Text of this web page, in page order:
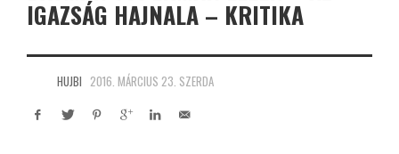
IGAZSÁG HAJNALA – KRITIKA
HUJBI 2016. MÁRCIUS 23. SZERDA